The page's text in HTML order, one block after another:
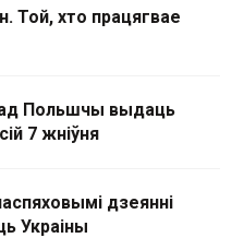
Той, хто працягвае
ад Польшчы выдаць
7 жніўня
дзеянні
Украіны